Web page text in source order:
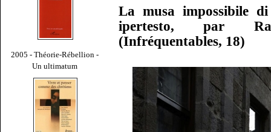
2005 - Théorie-Rébellion -
Un ultimatum
La musa impossibile
ipertesto, par
(Infréquentables, 18)